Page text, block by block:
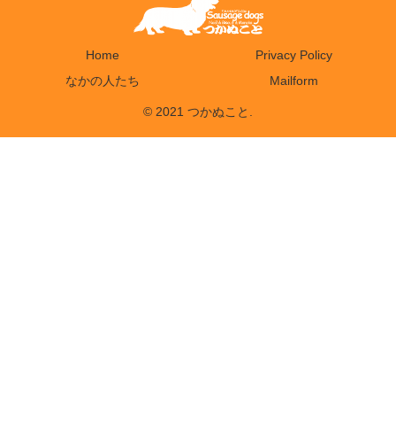
Home
Privacy Policy
なかの人たち
Mailform
© 2021 つかぬこと.